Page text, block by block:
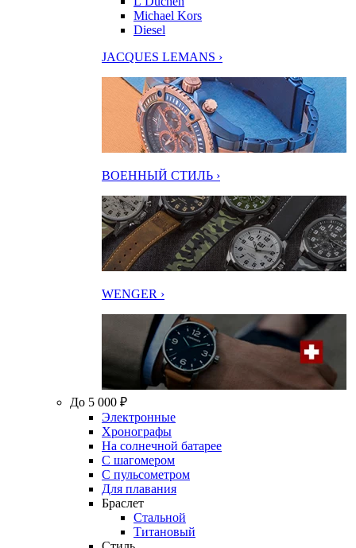
Michael Kors
Diesel
JACQUES LEMANS ›
ВОЕННЫЙ СТИЛЬ ›
WENGER ›
До 5 000 ₽
Электронные
Хронографы
На солнечной батарее
С шагомером
С пульсометром
Для плавания
Браслет
Стальной
Титановый